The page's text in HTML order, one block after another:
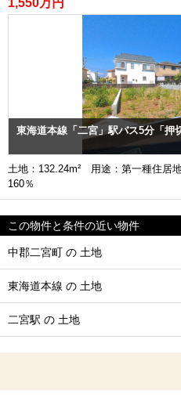
東海道本線「二宮」駅バス5分「押
土地：132.24m² 用途：第一種住
160％
この物件と条件の近い物件
中郡二宮町 の 土地
東海道本線 の 土地
二宮駅 の 土地